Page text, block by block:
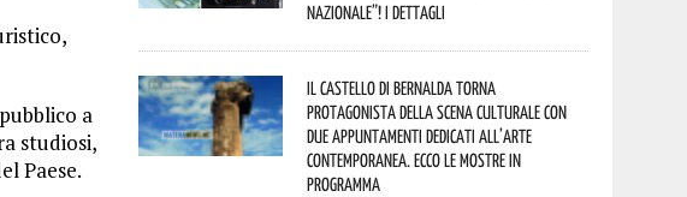
a
studiosi,
Paese.
Nazionale”! I dettagli
Il Castello di Bernalda torna
protagonista della scena culturale con
due appuntamenti dedicati all’arte
contemporanea. Ecco le mostre in
programma